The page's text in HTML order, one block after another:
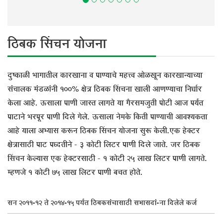
×šü²ÖÛú ØÃÖ“Ö®Ö µÖÖê•Ö®ÖÖ
¤ãüÂÛúÖôûß ³ÖÖÝÖÖŸÖß»Ö ÛúÖ¸üÜÖÖ®ÖÖ ¾Ö ¯ÖÖÞµÖÖ“Öê ´ÖÆü¢¾Ö †ÖêôûÜÖæ®Ö ÛúÖ¸üÜÖÖ®µÖÖ“µÖÖ
ÃÖÓ“ÖÖ»ÖÛú ´ÖÓ›üôûÖÓ®Öß 100% õÖê¡Ö ×šü²ÖÛú ØÃÖ“Ö®ÖÖ ÜÖÖ»Öß †ÖÞÖÞµÖÖ“ÖÖ ×®Ö¬ÖÖÔ¸ü
Ûêú»ÖÖ †ÖÆêü. ‰úÃÖÖ»ÖÖ ¯ÖÖÞÖß •ÖÖÃŸÖ »ÖÖÝÖŸÖê µÖÖ ÝÖî¸üÃÖ´Ö•ÖãŸÖß ¯ÖÖê™üß †Ö•Ö ¯ÖµÖÕŸÖ
¯ÖÖ™üÖ®Öê ³Ö¸ü¯Öæ¸ü ¯ÖÖÞÖß ×¤ü»Öê ÝÖê»Öê. ‰úÃÖÖ»ÖÖ ®Öê´ÖÛêú ×ÛúŸÖß ¯ÖÖÞµÖÖ“Öß †Ö¾Ö¿µÖÛúŸÖÖ
†ÖÆêü µÖÖ»ÖÖ †³µÖÖÃÖ Ûúºþ®Ö ×šü²ÖÛú ØÃÖ“Ö®Ö µÖÖê•Ö®ÖÖ ÃÖãºþ Ûêú»Öß.‹Ûú ÆêüŒ™ü¸ü
õÖê¡ÖÖÃÖÖšüß ¯ÖÖ™ü ¯Ö¬¤üŸÖß®Öê - 3 ÛúÖê™üß ×»Ö™ü¸ü ¯ÖÖÞÖß ×¤ü»Öê •ÖÖŸÖê. •Ö¸ü ×šü²ÖÛú
ØÃÖ“Ö®Ö Ûêú»µÖÖÃÖ ‹Ûú ÆêüŒ™ü¸üÃÖÖšüß - 1 ÛúÖê™üß 25 »ÖÖÜÖ ×»Ö™ü¸ü ¯ÖÖÞÖß »ÖÖÝÖŸÖê.
´ÆüÞÖ•Öê 1 ÛúÖê™üß 75 »ÖÖÜÖ ×»Ö™ü¸ü ¯ÖÖÞÖß ²Ö“ÖŸÖ ÆüÖêŸÖê.
ÃÖ®Ö 2011-12 ŸÖê 2014-15 ¯ÖµÖÕŸÖ ×šü²ÖÛúÃÖÓ“ÖÖÃÖÖšüß ÃÖ³ÖÖÃÖ¤üÖÓ-®ÖÖ ×¤ü»Öê»Öê Ûú•ÖÔ